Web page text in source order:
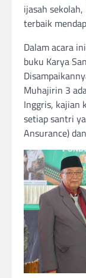
ijasah
terbaik
Dalam acara
buku Karya
Muhajirin 3
Inggris, kajian
setiap santri
Ansurance)